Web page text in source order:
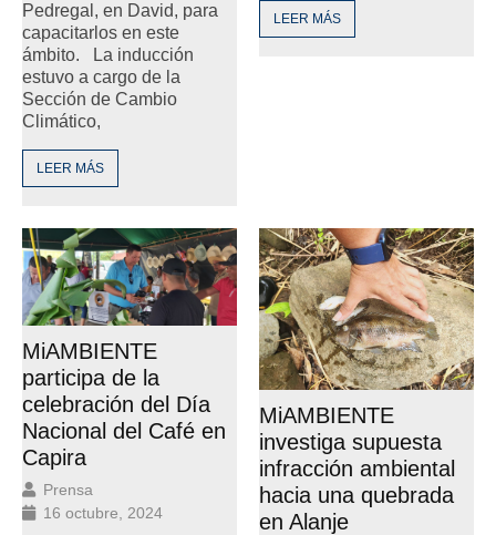
Pedregal, en David, para
capacitarlos en este
ámbito. La inducción
estuvo a cargo de la
Sección de Cambio
Climático,
LEER MÁS
LEER MÁS
MiAMBIENTE
participa de la
celebración del Día
Nacional del Café en
Capira
Prensa
16 octubre, 2024
MiAMBIENTE
investiga supuesta
infracción ambiental
hacia una quebrada
en Alanje